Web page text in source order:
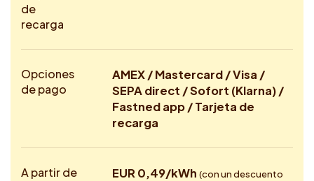
de
recarga
Opciones
de pago
AMEX / Mastercard / Visa /
SEPA direct / Sofort (Klarna) /
Fastned app / Tarjeta de
recarga
A partir de EUR 0,49/kWh (con un descuento